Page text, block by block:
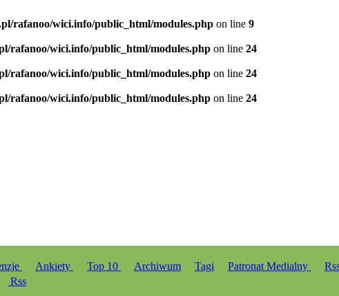
rafanoo/wici.info/public_html/modules.php on line 9
rafanoo/wici.info/public_html/modules.php on line 24
rafanoo/wici.info/public_html/modules.php on line 24
rafanoo/wici.info/public_html/modules.php on line 24
Ankiety Top 10 Archiwum Tagi Patronat Medialny
Rss